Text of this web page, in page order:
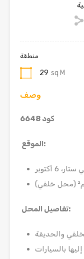
منطقة
29 sq M
وصف
كود 6648
الموقع:
تفاصيل المحل: